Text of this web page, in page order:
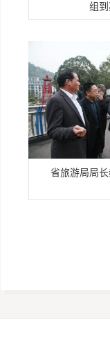
组
省旅游局局